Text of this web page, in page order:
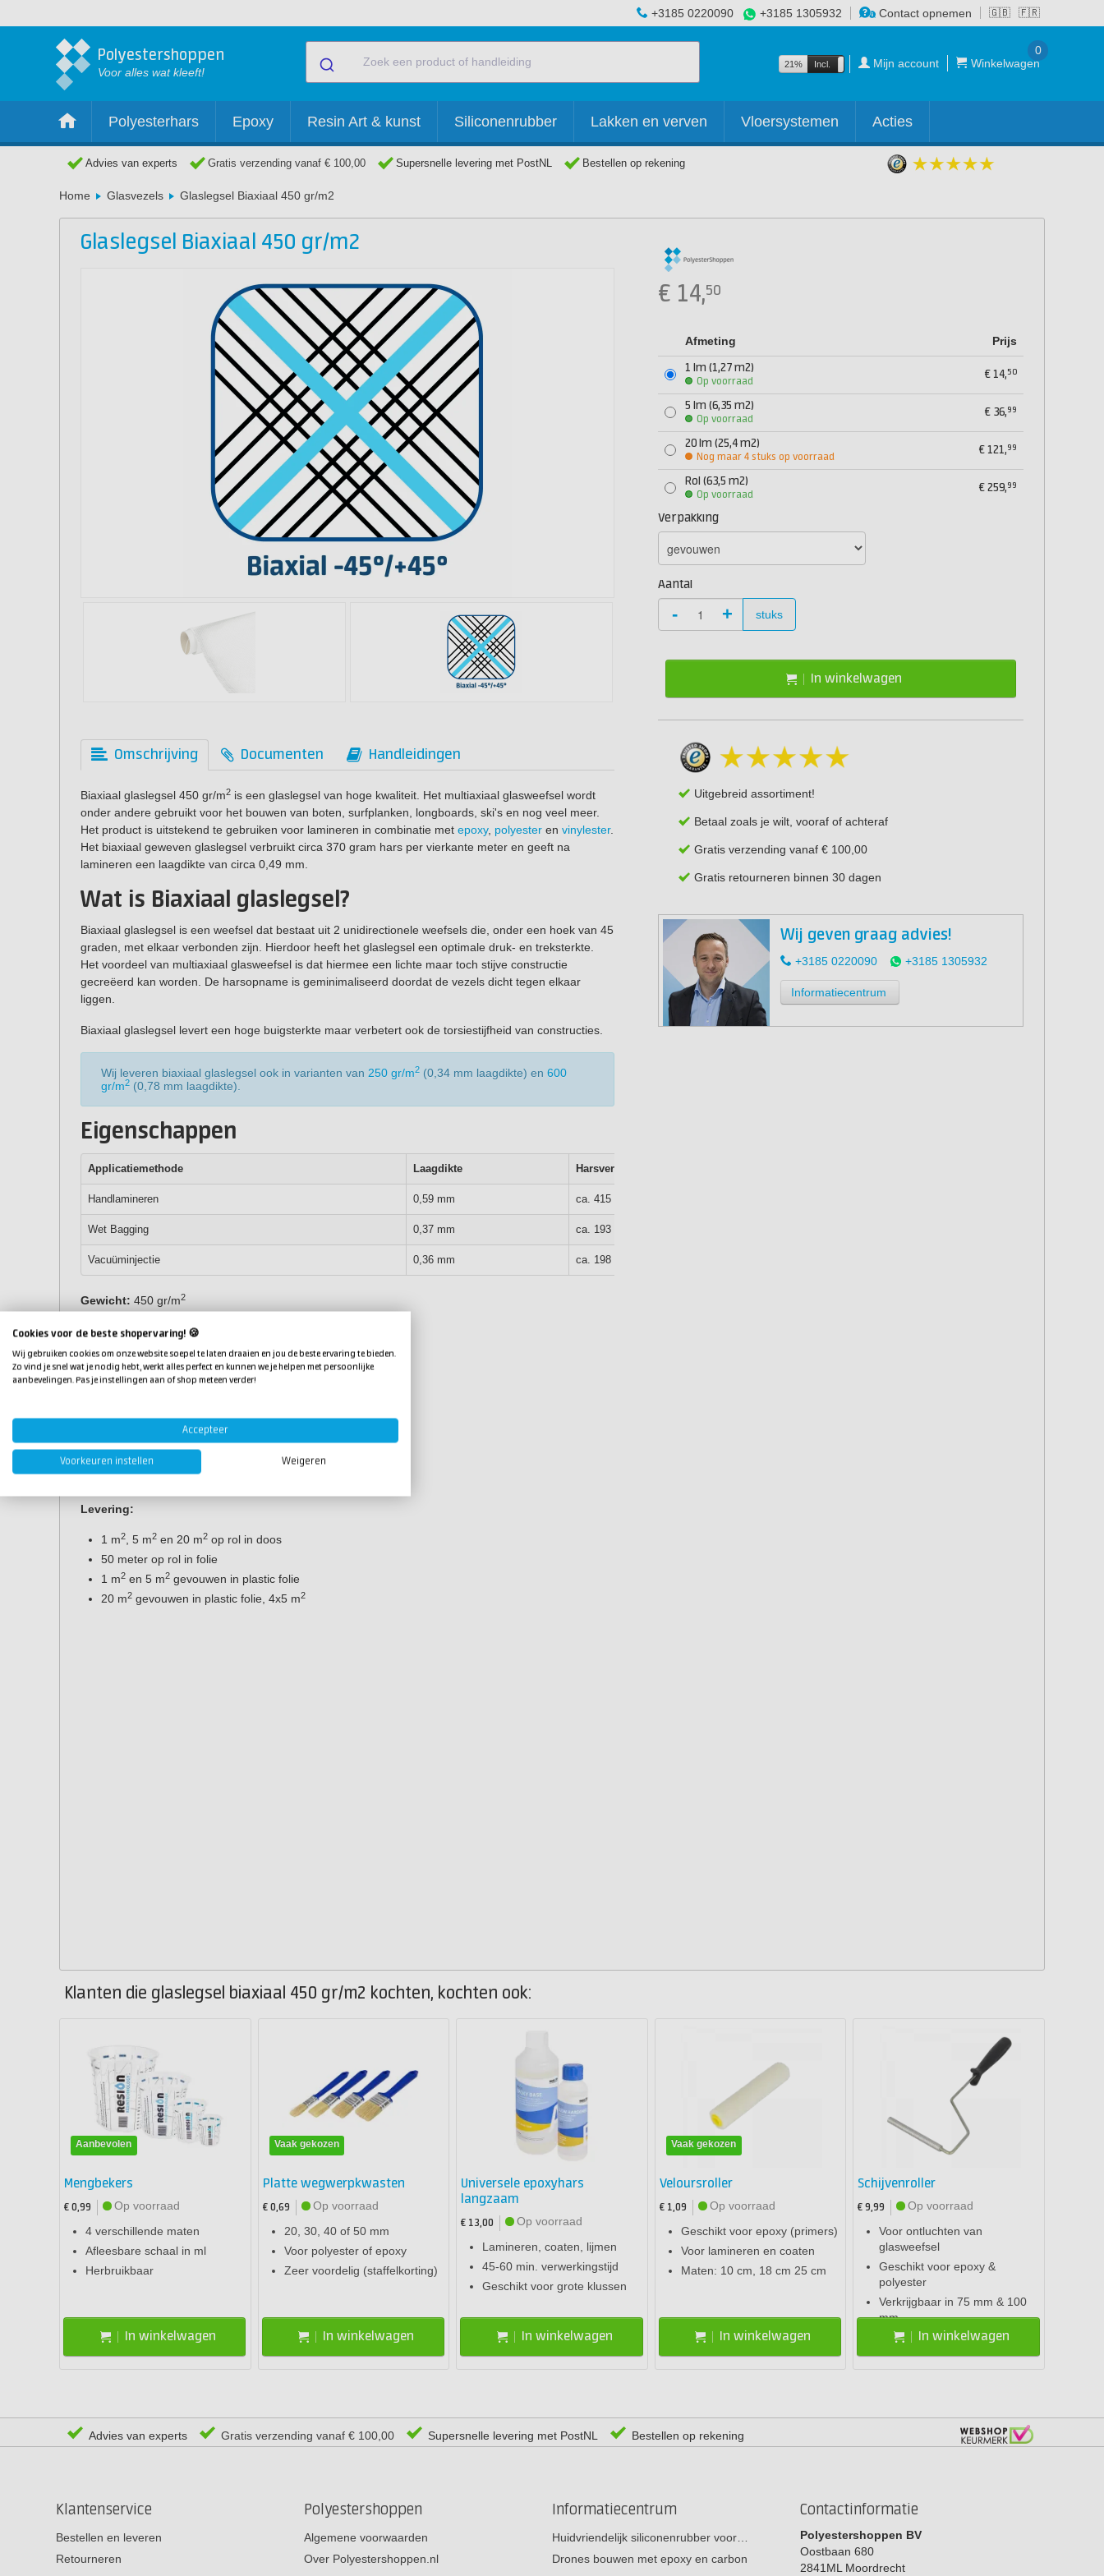
🇬🇧 🇫🇷
+3185 0220090 +3185 1305932 Contact opnemen
Polyestershoppen
Voor alles wat kleeft!
21% Incl. Excl. Mijn account Winkelwagen
0
Polyesterhars Epoxy Resin Art & kunst Siliconenrubber Lakken en verven Vloersystemen Acties
Advies van experts Gratis verzending vanaf € 100,00 Supersnelle levering met PostNL Bestellen op rekening
Home Glasvezels Glaslegsel Biaxiaal 450 gr/m2
Glaslegsel Biaxiaal 450 gr/m2
Omschrijving Documenten Handleidingen
Biaxiaal glaslegsel 450 gr/m2 is een glaslegsel van hoge kwaliteit. Het multiaxiaal glasweefsel wordt
onder andere gebruikt voor het bouwen van boten, surfplanken, longboards, ski's en nog veel meer.
Het product is uitstekend te gebruiken voor lamineren in combinatie met epoxy, polyester en vinylester.
Het biaxiaal geweven glaslegsel verbruikt circa 370 gram hars per vierkante meter en geeft na
lamineren een laagdikte van circa 0,49 mm.
Wat is Biaxiaal glaslegsel?
Biaxiaal glaslegsel is een weefsel dat bestaat uit 2 unidirectionele weefsels die, onder een hoek van 45
graden, met elkaar verbonden zijn. Hierdoor heeft het glaslegsel een optimale druk- en treksterkte.
Het voordeel van multiaxiaal glasweefsel is dat hiermee een lichte maar toch stijve constructie
gecreëerd kan worden. De harsopname is geminimaliseerd doordat de vezels dicht tegen elkaar
liggen.
Biaxiaal glaslegsel levert een hoge buigsterkte maar verbetert ook de torsiestijfheid van constructies.
Wij leveren biaxiaal glaslegsel ook in varianten van 250 gr/m2 (0,34 mm laagdikte) en 600
gr/m2 (0,78 mm laagdikte).
Eigenschappen
Applicatiemethode Laagdikte Harsverbruik
Handlamineren 0,59 mm ca. 415 gr/m
Wet Bagging 0,37 mm ca. 193 gr/m
Vacuüminjectie 0,36 mm ca. 198 gr/m
Gewicht: 450 gr/m2
Weefselbreedte:127 cm breed
Te gebruiken met:polyesterhars, vinylesterharsenepoxyhars
Verpakkingen:
5 lm: 127 cm x 5 lm (6,35 m2)
20 lm gevouwen: 127 cm x 20 lm (4 stuks) (25,4 m
20 lm: op rol: 127 cm x 20 lm (25,4 m2 )
Rol: 127 cm x 50 lm (63,5 m
Levering:
1 m2 , 5 m2 en 20 m2 op rol in doos
50 meter op rol in folie
1 m2 en 5 m2 gevouwen in plastic folie
20 m2 gevouwen in plastic folie, 4x5 m2
€ 14,50
Afmeting Prijs
1 lm (1,27 m2)
Op voorraad
€14,50
5 lm (6,35 m2)
Op voorraad
€ 36,99
20 lm (25,4 m2)
Nog maar 4 stuks op voorraad
€121,99
Rol (63,5 m2)
Op voorraad
€259,99
Verpakking
Aantal
- + stuks
In winkelwagen
Uitgebreid assortiment!
Betaal zoals je wilt, vooraf of achteraf
Gratis verzending vanaf € 100,00
Gratis retourneren binnen 30 dagen
Wij geven graag advies!
+3185 0220090 +3185 1305932
Informatiecentrum
Klanten die glaslegsel biaxiaal 450 gr/m2 kochten, kochten ook:
Aanbevolen
Mengbekers
€ 0,99
Op voorraad
4 verschillende maten
Afleesbare schaal in ml
Herbruikbaar
In winkelwagen
Vaak gekozen
Platte wegwerpkwasten
€ 0,69
Op voorraad
20, 30, 40 of 50 mm
Voor polyester of epoxy
Zeer voordelig (staffelkorting)
In winkelwagen
Universele epoxyhars
langzaam
€ 13,00
Op voorraad
Lamineren, coaten, lijmen
45-60 min. verwerkingstijd
Geschikt voor grote klussen
In winkelwagen
Vaak gekozen
Veloursroller
€ 1,09
Op voorraad
Geschikt voor epoxy (primers)
Voor lamineren en coaten
Maten: 10 cm, 18 cm 25 cm
In winkelwagen
Schijvenroller
€ 9,99
Op voorraad
Voor ontluchten van
glasweefsel
Geschikt voor epoxy &
polyester
Verkrijgbaar in 75 mm & 100
mm
In winkelwagen
Advies van experts Gratis verzending vanaf € 100,00 Supersnelle levering met PostNL Bestellen op rekening
Klantenservice
Bestellen en leveren
Retourneren
Polyestershoppen
Algemene voorwaarden
Over Polyestershoppen.nl
Informatiecentrum
Huidvriendelijk siliconenrubber voor…
Drones bouwen met epoxy en carbon
Contactinformatie
Polyestershoppen BV
Oostbaan 680
2841ML Moordrecht
Cookies voor de beste shopervaring! 🍪
Wij gebruiken cookies om onze website soepel te laten draaien en jou de beste ervaring te bieden.
Zo vind je snel wat je nodig hebt, werkt alles perfect en kunnen we je helpen met persoonlijke
aanbevelingen. Pas je instellingen aan of shop meteen verder!
Accepteer
Voorkeuren instellen Weigeren